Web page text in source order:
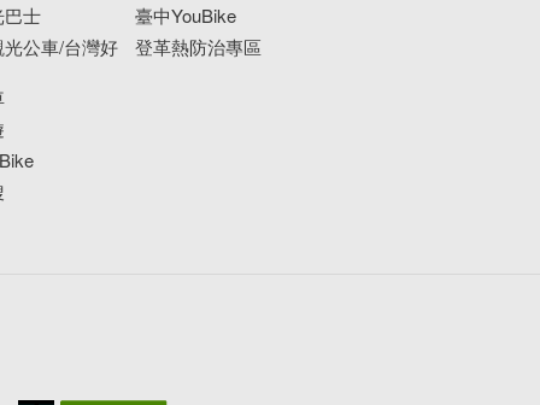
巴士
公車/台灣好
臺中YouBike
登革熱防治專區